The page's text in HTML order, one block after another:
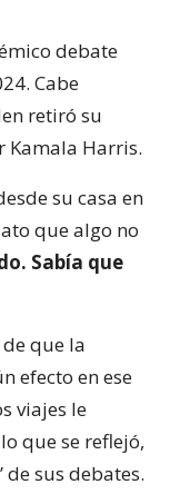
debate
Cabe
retiró su
Kamala Harris.
su casa en
que algo no
Sabía que
que la
efecto en ese
viajes le
que se reflejó,
sus debates.